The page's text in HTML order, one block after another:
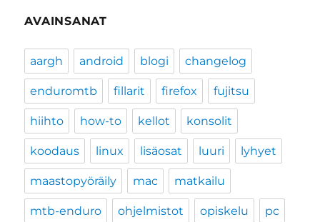
AVAINSANAT
aargh android blogi changelog
enduromtb fillarit firefox fujitsu
hiihto how-to kellot konsolit
koodaus linux lisäosat luuri lyhyet
maastopyöräily mac matkailu
mtb-enduro ohjelmistot opiskelu pc